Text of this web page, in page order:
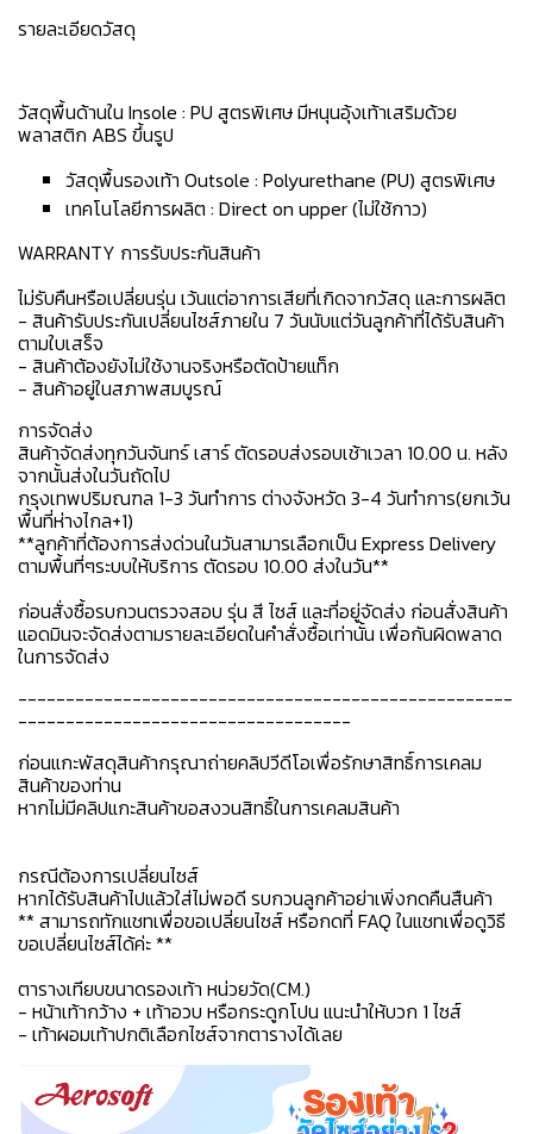
รายละเอียดวัสดุ
วัสดุพื้นด้านใน Insole : PU สูตรพิเศษ มีหนุนอุ้งเท้าเสริมด้วย
พลาสติก ABS ขึ้นรูป
วัสดุพื้นรองเท้า Outsole : Polyurethane (PU) สูตรพิเศษ
เทคโนโลยีการผลิต : Direct on upper (ไม่ใช้กาว)
WARRANTY การรับประกันสินค้า
ไม่รับคืนหรือเปลี่ยนรุ่น เว้นแต่อาการเสียที่เกิดจากวัสดุ และการผลิต
- สินค้ารับประกันเปลี่ยนไซส์ภายใน 7 วันนับแต่วันลูกค้าที่ได้รับสินค้า
ตามใบเสร็จ
- สินค้าต้องยังไม่ใช้งานจริงหรือตัดป้ายแท็ก
- สินค้าอยู่ในสภาพสมบูรณ์
การจัดส่ง
สินค้าจัดส่งทุกวันจันทร์ เสาร์ ตัดรอบส่งรอบเช้าเวลา 10.00 น. หลัง
จากนั้นส่งในวันถัดไป
กรุงเทพปริมณฑล 1-3 วันทำการ ต่างจังหวัด 3-4 วันทำการ(ยกเว้น
พื้นที่ห่างไกล+1)
**ลูกค้าที่ต้องการส่งด่วนในวันสามารเลือกเป็น Express Delivery
ตามพื้นที่ๆระบบให้บริการ ตัดรอบ 10.00 ส่งในวัน**
ก่อนสั่งซื้อรบกวนตรวจสอบ รุ่น สี ไซส์ และที่อยู่จัดส่ง ก่อนสั่งสินค้า
แอดมินจะจัดส่งตามรายละเอียดในคำสั่งซื้อเท่านั้น เพื่อกันผิดพลาด
ในการจัดส่ง
----------------------------------------------------
-----------------------------------
ก่อนแกะพัสดุสินค้ากรุณาถ่ายคลิปวีดีโอเพื่อรักษาสิทธิ์การเคลม
สินค้าของท่าน
หากไม่มีคลิปแกะสินค้าขอสงวนสิทธิ์ในการเคลมสินค้า
กรณีต้องการเปลี่ยนไซส์
หากได้รับสินค้าไปแล้วใส่ไม่พอดี รบกวนลูกค้าอย่าเพิ่งกดคืนสืนค้า
** สามารถทักแชทเพื่อขอเปลี่ยนไซส์ หรือกดที่ FAQ ในแชทเพื่อดูวิธี
ขอเปลี่ยนไซส์ได้ค่ะ **
ตารางเทียบขนาดรองเท้า หน่วยวัด(CM.)
- หน้าเท้ากว้าง + เท้าอวบ หรือกระดูกโปน แนะนำให้บวก 1 ไซส์
- เท้าผอมเท้าปกติเลือกไซส์จากตารางได้เลย